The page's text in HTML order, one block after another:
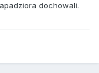
dochowali.